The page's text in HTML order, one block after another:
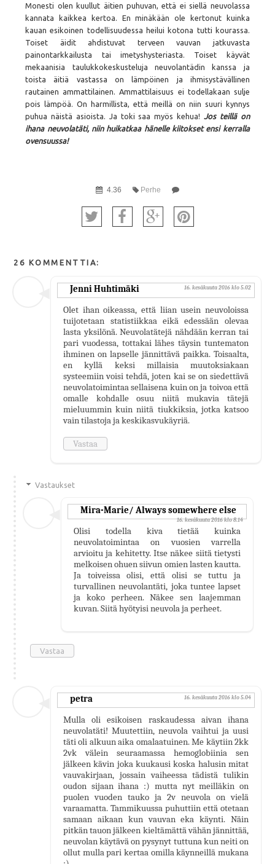
Monesti olen kuullut äitien puhuvan, että ei siellä neuvolassa
kannata kaikkea kertoa. En minäkään ole kertonut kuinka
kauan esikoinen todellisuudessa heilui kotona tutti kourassa.
Toiset äidit ahdistuvat terveen vauvan jatkuvasta
painontarkkailusta tai imetyshysteriasta. Toiset käyvät
mekaanisia taulukkokeskusteluja neuvolantädin kanssa ja
toista äitiä vastassa on lämpöinen ja ihmisystävällinen
rautainen ammattilainen. Ammattilaisuus ei todellakaan sulje
pois lämpöä. On harmillista, että meillä on niin suuri kynnys
puhua näistä asioista. Ja toki saa myös kehua! Jos teillä on
ihana neuvolatäti, niin huikatkaa hänelle kiitokset ensi kerralla
ovensuussa!
4.36 Perhe
26 KOMMENTTIA:
Jenni Huhtimäki 16. kesäkuuta 2016 klo 5.02
Olet ihan oikeassa, että liian usein neuvoloissa
tuijotetaan statistiikkaa eikä edessään olevaa
lasta yksilönä. Neuvolatätejä nähdään kerran tai
pari vuodessa, tottakai lähes täysin tuntematon
ihminen on lapselle jännittävä paikka. Toisaalta,
en kyllä keksi millaisia muutoksiakaan
systeemiin voisi tehdä, joten kai se on siedettävä
neuvolatoimintaa sellaisena kuin on ja toivoa että
omalle kohdalle osuu niitä mukavia tätejä
mieluummin kuin niitä tiukkiksia, jotka katsoo
vain tilastoja ja keskikasvukäyriä.
Vastaa
Vastaukset
Mira-Marie/ Always somewhere else
16. kesäkuuta 2016 klo 8.14
Olisi todella kiva tietää kuinka
neuvolatoimintaa on vuosien varrella
arvioitu ja kehitetty. Itse näkee siitä tietysti
melkoisen ohuen siivun omien lasten kautta.
Ja toiveissa olisi, että olisi se tuttu ja
turvallinen neuvolantäti, joka tuntee lapset
ja koko perheen. Näkee sen laajemman
kuvan. Siitä hyötyisi neuvola ja perheet.
Vastaa
petra 16. kesäkuuta 2016 klo 5.04
Mulla oli esikoisen raskaudessa aivan ihana
neuvolatäti! Muutettiin, neuvola vaihtui ja uusi
täti oli alkuun aika omalaatuinen. Me käytiin 2kk
2vk välein seuraamassa hemoglobiinia sen
jälkeen kävin joka kuukausi koska halusin mitat
vauvakirjaan, jossain vaiheessa tädistä tulikin
oudon sijaan ihana :) mutta nyt meilläkin on
puolen vuoden tauko ja 2v neuvola on vielä
varaamatta. Tammikuussa puhuttiin että otetaan
samaan aikaan kun vauvan eka käynti. Näin
pitkän tauon jälkeen kieltämättä vähän jännittää,
neuvolan käytävä on pysynyt tuttuna kun neiti on
ollut mulla pari kertaa omilla käynneillä mukana